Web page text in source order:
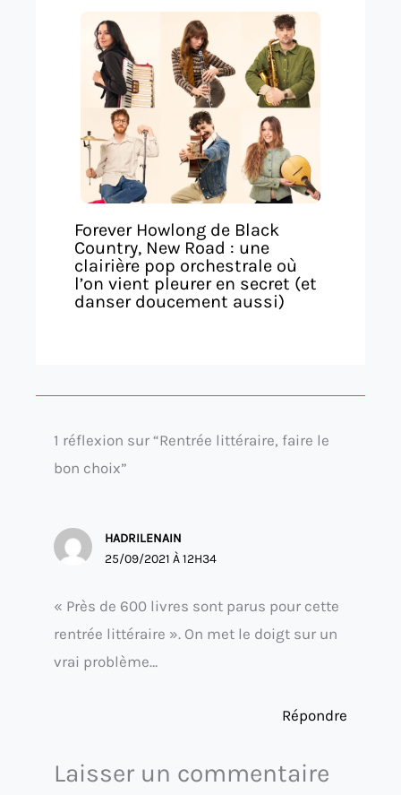
Forever Howlong de Black
Country, New Road : une
clairière pop orchestrale où
l’on vient pleurer en secret (et
danser doucement aussi)
1 réflexion sur “Rentrée littéraire, faire le
bon choix”
HADRILENAIN
25/09/2021 À 12H34
« Près de 600 livres sont parus pour cette
rentrée littéraire ». On met le doigt sur un
vrai problème…
Répondre
Laisser un commentaire